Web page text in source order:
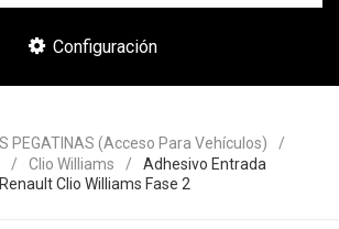
Configuración
PEGATINAS (acceso Para Vehículos)
Clio Williams
Adhesivo Entrada
Clio Williams Fase 2